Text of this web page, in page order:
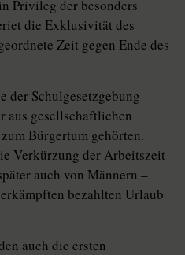
Privileg der besonders
die Exklusivität des
Zeit gegen Ende des
der Schulgesetzgebung
gesellschaftlichen
Bürgertum gehörten.
Verkürzung der Arbeitszeit
auch von Männern –
bezahlten Urlaub
auch die ersten